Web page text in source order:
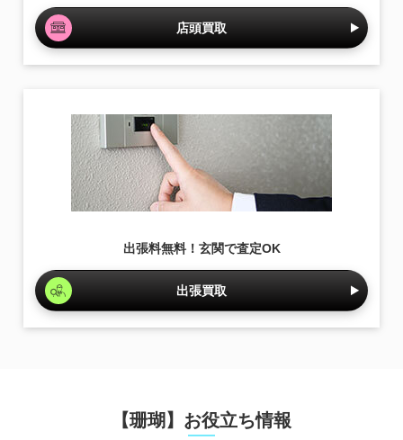
店頭買取
出張料無料！玄関で査定OK
出張買取
【珊瑚】お役立ち情報